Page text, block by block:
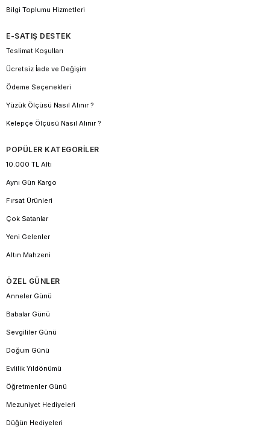
Bilgi Toplumu Hizmetleri
E-SATIŞ DESTEK
Teslimat Koşulları
Ücretsiz İade ve Değişim
Ödeme Seçenekleri
Yüzük Ölçüsü Nasıl Alınır ?
Kelepçe Ölçüsü Nasıl Alınır ?
POPÜLER KATEGORİLER
10.000 TL Altı
Aynı Gün Kargo
Fırsat Ürünleri
Çok Satanlar
Yeni Gelenler
Altın Mahzeni
ÖZEL GÜNLER
Anneler Günü
Babalar Günü
Sevgililer Günü
Doğum Günü
Evlilik Yıldönümü
Öğretmenler Günü
Mezuniyet Hediyeleri
Düğün Hediyeleri